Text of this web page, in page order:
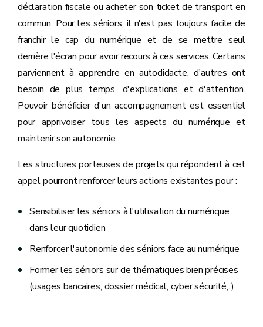
déclaration fiscale ou acheter son ticket de transport en
commun. Pour les séniors, il n'est pas toujours facile de
franchir le cap du numérique et de se mettre seul
derrière l'écran pour avoir recours à ces services. Certains
parviennent à apprendre en autodidacte, d'autres ont
besoin de plus temps, d'explications et d'attention.
Pouvoir bénéficier d'un accompagnement est essentiel
pour apprivoiser tous les aspects du numérique et
maintenir son autonomie.
Les structures porteuses de projets qui répondent à cet
appel pourront renforcer leurs actions existantes pour :
Sensibiliser les séniors à l'utilisation du numérique
dans leur quotidien
Renforcer l'autonomie des séniors face au numérique
Former les séniors sur de thématiques bien précises
(usages bancaires, dossier médical, cyber sécurité,..)